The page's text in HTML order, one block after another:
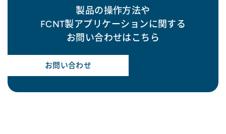
製品の操作方法や
FCNT製アプリケーションに関する
お問い合わせはこちら
お問い合わせ